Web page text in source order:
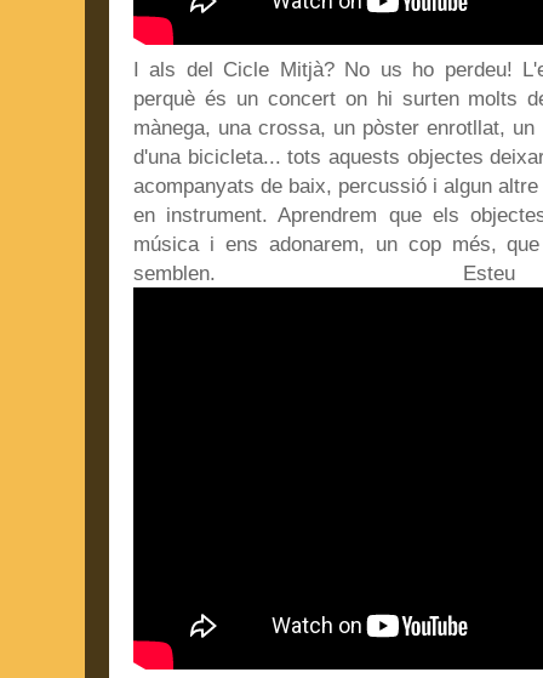
I als del Cicle Mitjà? No us ho perdeu!
perquè és un concert on hi surten molts
mànega, una crossa, un pòster enrotllat,
d'una bicicleta... tots aquests objectes
acompanyats de baix, percussió i algun
en instrument. Aprendrem que els
música i ens adonarem, un cop més,
semblen.